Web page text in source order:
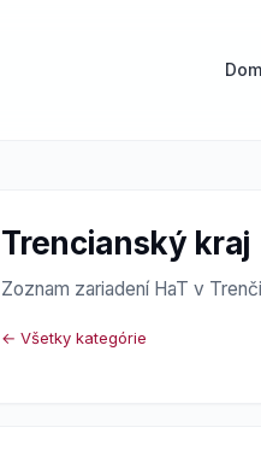
Trencianský kraj
Zoznam zariadení HaT v
← Všetky kategórie